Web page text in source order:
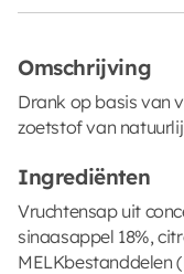
Omschrijving
Drank op basis van
zoetstof van
Ingrediënten
Vruchtensap uit
sinaasappel 18%,
MELKbestanddelen